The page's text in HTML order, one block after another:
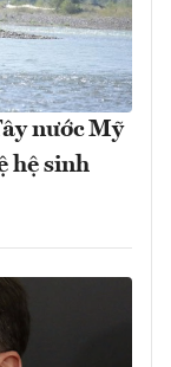
nước Mỹ
hệ sinh